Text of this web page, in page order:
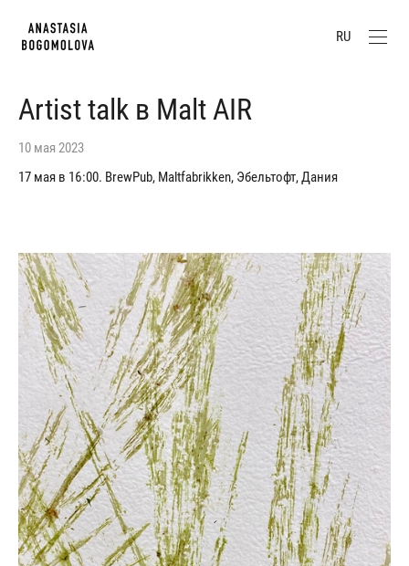
RU
Artist talk в Malt AIR
10 мая 2023
17 мая в 16:00. BrewPub, Maltfabrikken, Эбельтофт, Дания